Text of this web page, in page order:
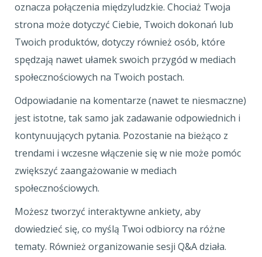
oznacza połączenia międzyludzkie. Chociaż Twoja
strona może dotyczyć Ciebie, Twoich dokonań lub
Twoich produktów, dotyczy również osób, które
spędzają nawet ułamek swoich przygód w mediach
społecznościowych na Twoich postach.
Odpowiadanie na komentarze (nawet te niesmaczne)
jest istotne, tak samo jak zadawanie odpowiednich i
kontynuujących pytania. Pozostanie na bieżąco z
trendami i wczesne włączenie się w nie może pomóc
zwiększyć zaangażowanie w mediach
społecznościowych.
Możesz tworzyć interaktywne ankiety, aby
dowiedzieć się, co myślą Twoi odbiorcy na różne
tematy. Również organizowanie sesji Q&A działa.